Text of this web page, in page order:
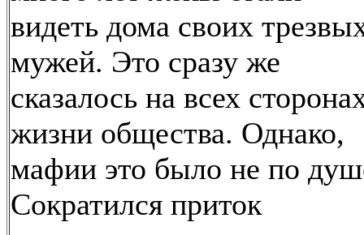
видеть дома своих
мужей. Это сразу же
сказалось на всех
жизни общества. Однако,
мафии это было не по
Сократился приток